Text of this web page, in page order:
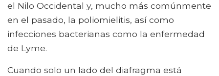
el Nilo Occidental y, mucho más comúnmente
en el pasado, la poliomielitis, así como
infecciones bacterianas como la enfermedad
de Lyme.
Cuando solo un lado del diafragma está